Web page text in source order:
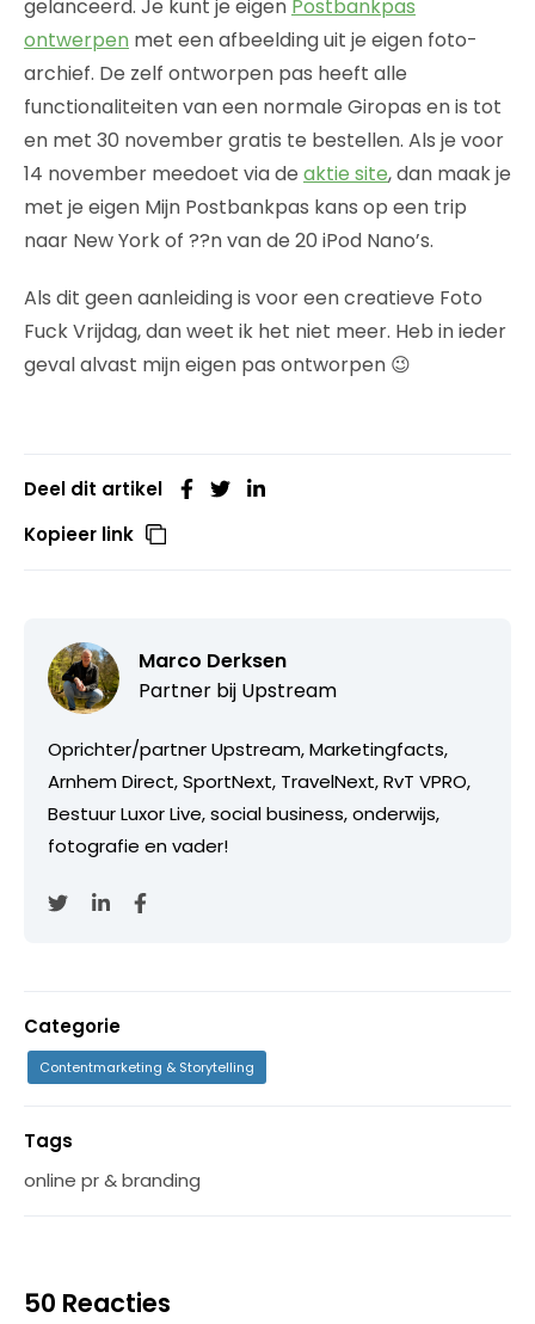
gelanceerd. Je kunt je eigen Postbankpas
ontwerpen met een afbeelding uit je eigen foto-
archief. De zelf ontworpen pas heeft alle
functionaliteiten van een normale Giropas en is tot
en met 30 november gratis te bestellen. Als je voor
14 november meedoet via de aktie site, dan maak je
met je eigen Mijn Postbankpas kans op een trip
naar New York of ??n van de 20 iPod Nano’s.
Als dit geen aanleiding is voor een creatieve Foto
Fuck Vrijdag, dan weet ik het niet meer. Heb in ieder
geval alvast mijn eigen pas ontworpen 😉
Deel dit artikel
Kopieer link
Marco Derksen
Partner bij Upstream
Oprichter/partner Upstream, Marketingfacts,
Arnhem Direct, SportNext, TravelNext, RvT VPRO,
Bestuur Luxor Live, social business, onderwijs,
fotografie en vader!
Categorie
Contentmarketing & Storytelling
Tags
online pr & branding
50 Reacties